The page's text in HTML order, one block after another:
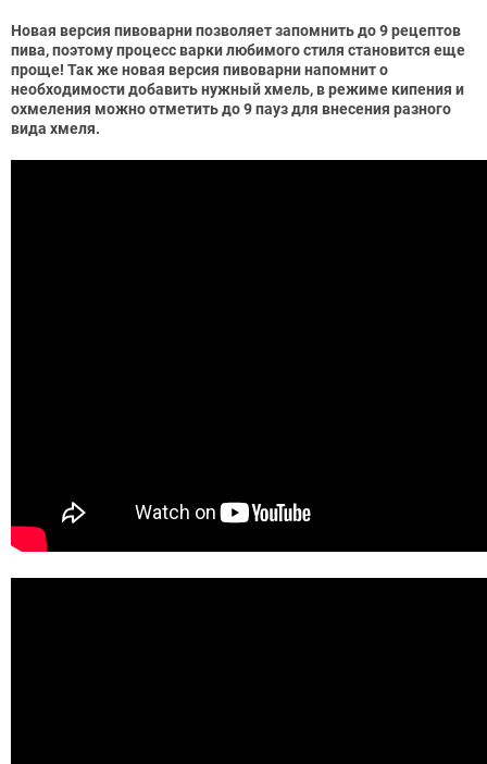
Новая версия пивоварни позволяет запомнить до 9 рецептов
пива, поэтому процесс варки любимого стиля становится еще
проще! Так же новая версия пивоварни напомнит о
необходимости добавить нужный хмель, в режиме кипения и
охмеления можно отметить до 9 пауз для внесения разного
вида хмеля.